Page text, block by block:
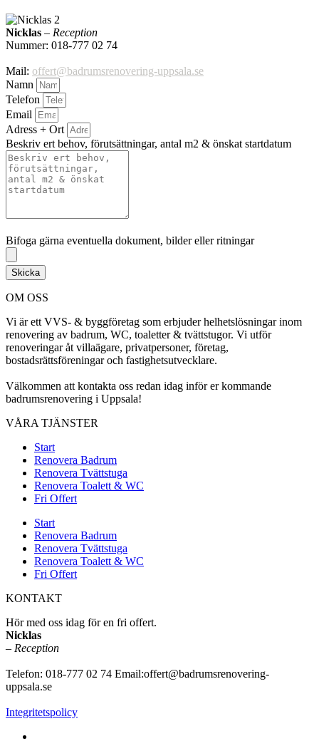
Nicklas – Reception
Nummer: 018-777 02 74
Mail: offert@badrumsrenovering-uppsala.se
Namn
Telefon
Email
Adress + Ort
Beskriv ert behov, förutsättningar, antal m2 & önskat startdatum
Bifoga gärna eventuella dokument, bilder eller ritningar
Skicka
OM OSS
Vi är ett VVS- & byggföretag som erbjuder helhetslösningar inom
renovering av badrum, WC, toaletter & tvättstugor. Vi utför
renoveringar åt villaägare, privatpersoner, företag,
bostadsrättsföreningar och fastighetsutvecklare.
Välkommen att kontakta oss redan idag inför er kommande
badrumsrenovering i Uppsala!
VÅRA TJÄNSTER
Start
Renovera Badrum
Renovera Tvättstuga
Renovera Toalett & WC
Fri Offert
Start
Renovera Badrum
Renovera Tvättstuga
Renovera Toalett & WC
Fri Offert
KONTAKT
Hör med oss idag för en fri offert.
Nicklas
– Reception
Telefon: 018-777 02 74 Email:offert@badrumsrenovering-
uppsala.se
Integritetspolicy